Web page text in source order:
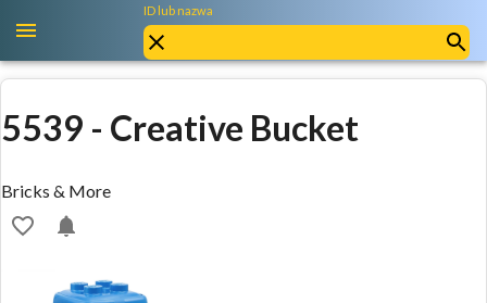
ID lub nazwa
5539 - Creative Bucket
Bricks & More